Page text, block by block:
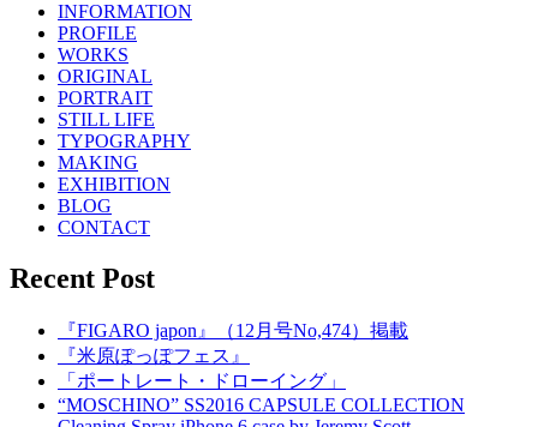
INFORMATION
PROFILE
WORKS
ORIGINAL
PORTRAIT
STILL LIFE
TYPOGRAPHY
MAKING
EXHIBITION
BLOG
CONTACT
Recent Post
『FIGARO japon』（12月号No,474）掲載
『米原ぽっぽフェス』
「ポートレート・ドローイング」
“MOSCHINO” SS2016 CAPSULE COLLECTION